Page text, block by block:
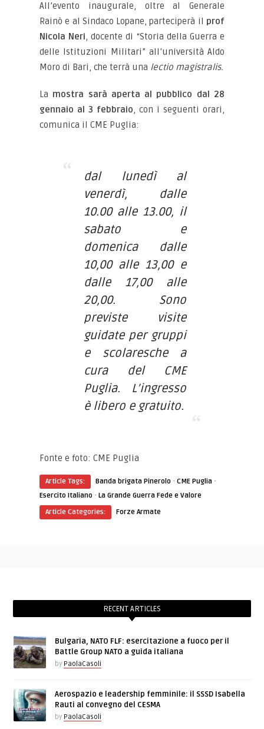
All’evento inaugurale, oltre al Generale
Rainò e al Sindaco Lopane, parteciperà il prof
Nicola Neri, docente di “Storia della Guerra e
delle Istituzioni Militari” all’università Aldo
Moro di Bari, che terrà una lectio magistralis.
La mostra sarà aperta al pubblico dal 28
gennaio al 3 febbraio, con i seguenti orari,
comunica il CME Puglia:
dal lunedì al
venerdì, dalle
10.00 alle 13.00, il
sabato e
domenica dalle
10,00 alle 13,00 e
dalle 17,00 alle
20,00. Sono
previste visite
guidate per gruppi
e scolaresche a
cura del CME
Puglia. L’ingresso
è libero e gratuito.
Fonte e foto: CME Puglia
Article Tags: Banda brigata Pinerolo ·CME Puglia ·
Esercito Italiano ·La Grande Guerra Fede e Valore
Article Categories:
Forze Armate
RECENT ARTICLES
Bulgaria, NATO FLF: esercitazione a fuoco per il
Battle Group NATO a guida italiana
by PaolaCasoli
Aerospazio e leadership femminile: il SSSD Isabella
Rauti al convegno del CESMA
by PaolaCasoli